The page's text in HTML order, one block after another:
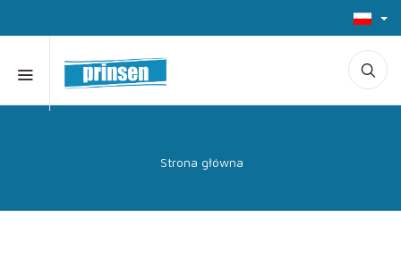
Strona główna